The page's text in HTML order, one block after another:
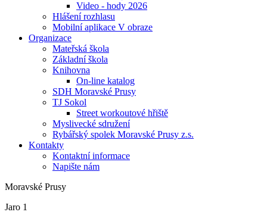
Video - hody 2026
Hlášení rozhlasu
Mobilní aplikace V obraze
Organizace
Mateřská škola
Základní škola
Knihovna
On-line katalog
SDH Moravské Prusy
TJ Sokol
Street workoutové hřiště
Myslivecké sdružení
Rybářský spolek Moravské Prusy z.s.
Kontakty
Kontaktní informace
Napište nám
Moravské Prusy
Jaro 1